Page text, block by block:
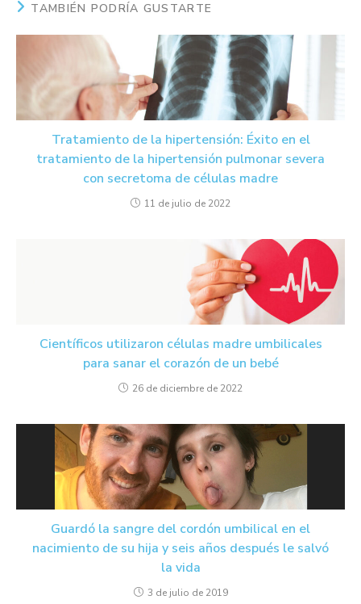
TAMBIÉN PODRÍA GUSTARTE
Tratamiento de la hipertensión: Éxito en el
tratamiento de la hipertensión pulmonar severa
con secretoma de células madre
11 de julio de 2022
Científicos utilizaron células madre umbilicales
para sanar el corazón de un bebé
26 de diciembre de 2022
Guardó la sangre del cordón umbilical en el
nacimiento de su hija y seis años después le salvó
la vida
3 de julio de 2019